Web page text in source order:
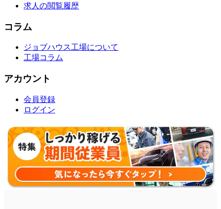
求人の閲覧履歴
コラム
ジョブハウス工場について
工場コラム
アカウント
会員登録
ログイン